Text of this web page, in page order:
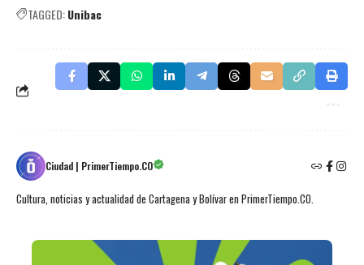
TAGGED:Unibac
Ciudad | PrimerTiempo.CO
Cultura, noticias y actualidad de Cartagena y Bolívar en PrimerTiempo.CO.